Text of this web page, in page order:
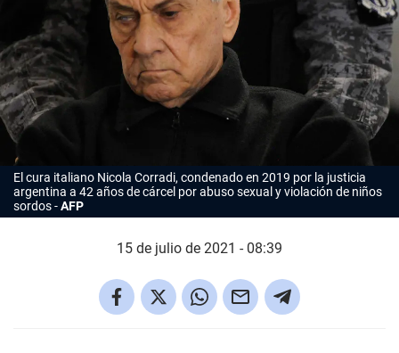
El cura italiano Nicola Corradi, condenado en 2019 por la justicia
argentina a 42 años de cárcel por abuso sexual y violación de niños
sordos
AFP
15 de julio de 2021 - 08:39